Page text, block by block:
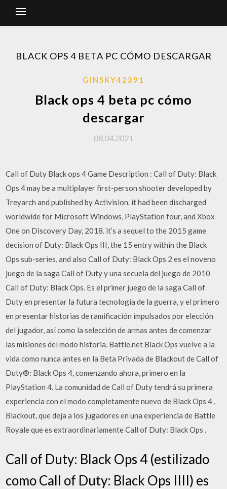
BLACK OPS 4 BETA PC CÓMO DESCARGAR
GINSKY42391
Black ops 4 beta pc cómo
descargar
08.04.2021
Call of Duty Black ops 4 Game Description : Call of Duty: Black
Ops 4 may be a multiplayer first-person shooter developed by
Treyarch and published by Activision. it had been discharged
worldwide for Microsoft Windows, PlayStation four, and Xbox
One on Discovery Day, 2018. it’s a sequel to the 2015 game
decision of Duty: Black Ops III, the 15 entry within the Black
Ops sub-series, and also Call of Duty: Black Ops 2 es el noveno
juego de la saga Call of Duty y una secuela del juego de 2010
Call of Duty: Black Ops. Es el primer juego de la saga Call of
Duty en presentar la futura tecnología de la guerra, y el primero
en presentar historias de ramificación impulsados por elección
del jugador, así como la selección de armas antes de comenzar
las misiones del modo historia. Battle.net Black Ops vuelve a la
vida como nunca antes en la Beta Privada de Blackout de Call of
Duty®: Black Ops 4, comenzando ahora, primero en la
PlayStation 4. La comunidad de Call of Duty tendrá su primera
experiencia con el modo completamente nuevo de Black Ops 4 ,
Blackout, que deja a los jugadores en una experiencia de Battle
Royale que es extraordinariamente Call of Duty: Black Ops .
Call of Duty: Black Ops 4 (estilizado
como Call of Duty: Black Ops IIII) es